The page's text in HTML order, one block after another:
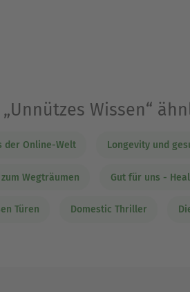
Wissen“
der Online-Welt Longevity und
Wegträumen Gut für uns -
Türen Domestic Thriller